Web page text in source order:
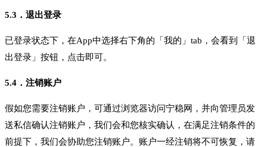
5.3．退出登录
已登录状态下，在App中选择右下角的「我的」tab，会看到「退
出登录」按钮，点击即可。
5.4．注销账户
假如您需要注销账户，可通过浏览器访问宁稳网，并向管理员发
送私信确认注销账户，我们会和您核实确认，在满足注销条件的
前提下，我们会协助您注销账户。账户一经注销将不可恢复，请